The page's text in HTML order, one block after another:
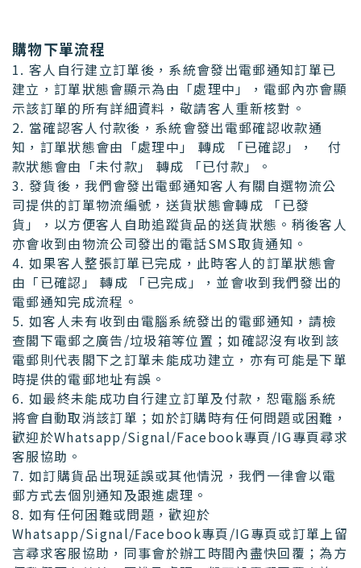
購物下單流程
1. 客人自行建立訂單後，系統會發出電郵通知訂單已
建立，訂單狀態會顯示為由「處理中」，電郵內亦會顯
示該訂單的所有詳細資料，敬請客人重新核對。
2. 當確認客人付款後，系統會發出電郵確認收款通
知，訂單狀態會由「處理中」 轉成 「已確認」， 付
款狀態會由「未付款」 轉成 「已付款」。
3. 發貨後，我們會發出電郵通知客人有關自選物流公
司提供的訂單物流編號，送貨狀態會轉成 「已發
貨」，以方便客人自助追蹤貨品的送貨狀態。稍後客人
亦會收到由物流公司發出的電話SMS取貨通知。
4. 如果客人整張訂單已完成，此時客人的訂單狀態會
由「已確認」 轉成 「已完成」，並會收到我們發出的
電郵通知完成流程。
5. 如客人未有收到由電腦系統發出的電郵通知，請檢
查閣下電郵之廣告/垃圾箱等位置；如確認沒有收到該
電郵則代表閣下之訂單未能成功建立，亦有可能是下單
時提供的電郵地址有誤。
6. 如最終未能成功自行建立訂單及付款，恕電腦系統
將會自動取消該訂單；如於訂購時有任何問題或困難，
歡迎於Whatsapp/Signal/Facebook專頁/IG專頁尋求
客服協助。
7. 如訂購貨品出現延誤或其他情況，我們一律會以電
郵方式去個別通知及跟進處理。
8. 如有任何困難或問題，歡迎於
Whatsapp/Signal/Facebook專頁/IG專頁或訂單上留
言尋求客服協助，同事會於辦工時間內盡快回覆；為方